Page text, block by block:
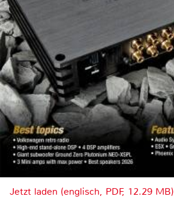
Jetzt laden (englisch, PDF, 12.29 MB)